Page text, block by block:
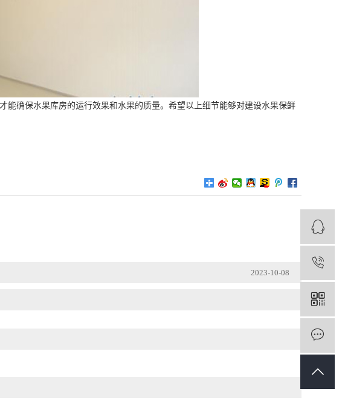
确保水果库房的运行效果和水果的质量。希望以上细节能够对建设水果保鲜
2023-10-08